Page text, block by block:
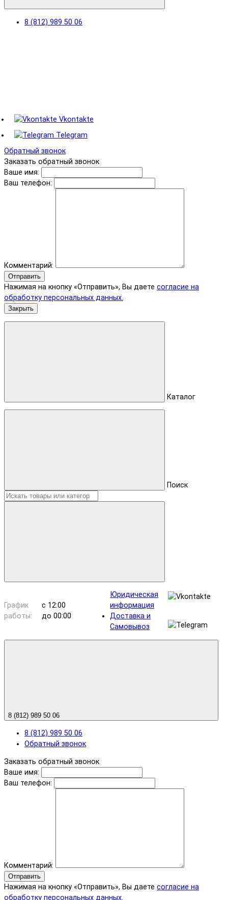
8 (812) 989 50 06
Vkontakte
Telegram
Обратный звонок
Заказать обратный звонок
Ваше имя:
Ваш телефон:
Комментарий:
Отправить
Нажимая на кнопку «Отправить», Вы даете согласие на
обработку персональных данных.
Закрыть
Каталог
Поиск
График
работы:
с 12:00
до 00:00
Юридическая
информация
Доставка и
Самовывоз
8 (812) 989 50 06
8 (812) 989 50 06
Обратный звонок
Заказать обратный звонок
Ваше имя:
Ваш телефон:
Комментарий:
Отправить
Нажимая на кнопку «Отправить», Вы даете согласие на
обработку персональных данных.